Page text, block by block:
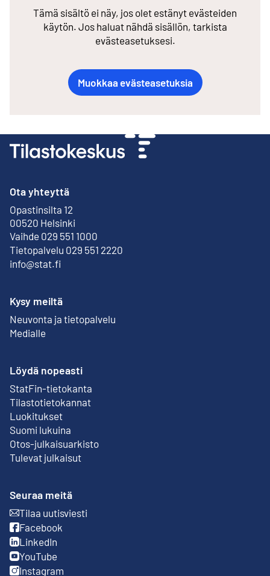
Tämä sisältö ei näy, jos olet estänyt evästeiden
käytön. Jos haluat nähdä sisällön, tarkista
evästeasetuksesi.
Muokkaa evästeasetuksia
Ota yhteyttä
Opastinsilta 12
00520 Helsinki
Ulkoinen linkki
Vaihde 029 551 1000
Tietopalvelu 029 551 2220
info@stat.fi
Kysy meiltä
Neuvonta ja tietopalvelu
Medialle
Löydä nopeasti
StatFin-tietokanta
Ulkoinen linkki
Tilastotietokannat
Luokitukset
Suomi lukuina
Otos-julkaisuarkisto
Ulkoinen linkki
Tulevat julkaisut
Seuraa meitä
Tilaa uutisviesti
Ulkoinen linkki
Facebook
Ulkoinen linkki
LinkedIn
Ulkoinen linkki
YouTube
Ulkoinen linkki
Instagram